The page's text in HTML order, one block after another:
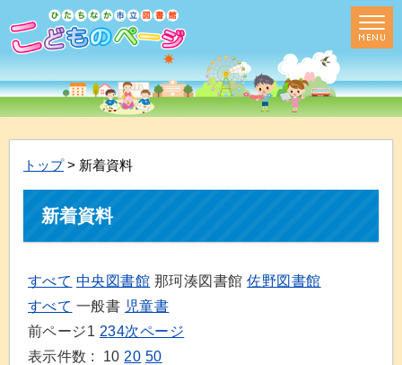
トップ> 新着資料
新着資料
すべて 中央図書館 那珂湊図書館 佐野図書館
すべて 一般書 児童書
前ページ1 234次ページ
表示件数 : 10 20 50